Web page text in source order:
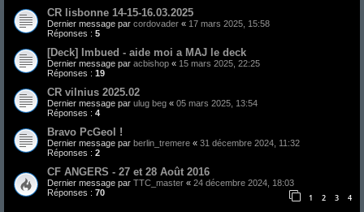
CR lisbonne 14-15-16.03.2025
Dernier message par cordovader « 17 mars 2025, 15:58
Réponses : 5
[Deck] Imbued - aide moi a MAJ le deck
Dernier message par acbishop « 15 mars 2025, 22:25
Réponses : 19
CR vilnius 2025.02
Dernier message par ulug beg « 05 mars 2025, 13:54
Réponses : 4
Bravo PcGeol !
Dernier message par berlin_tremere « 31 décembre 2024, 11:32
Réponses : 2
CF ANGERS - 27 et 28 Août 2016
Dernier message par TTC_master « 24 décembre 2024, 18:03
Réponses : 70 1 2 3 4